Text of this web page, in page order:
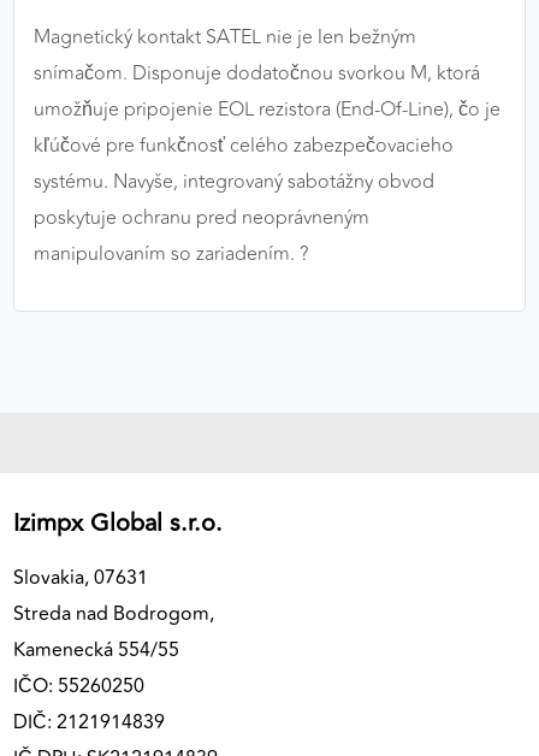
Magnetický kontakt SATEL nie je len bežným
snímačom. Disponuje dodatočnou svorkou M, ktorá
umožňuje pripojenie EOL rezistora (End-Of-Line), čo je
kľúčové pre funkčnosť celého zabezpečovacieho
systému. Navyše, integrovaný sabotážny obvod
poskytuje ochranu pred neoprávneným
manipulovaním so zariadením. ?️
Izimpx Global s.r.o.
Slovakia, 07631
Streda nad Bodrogom,
Kamenecká 554/55
IČO: 55260250
DIČ: 2121914839